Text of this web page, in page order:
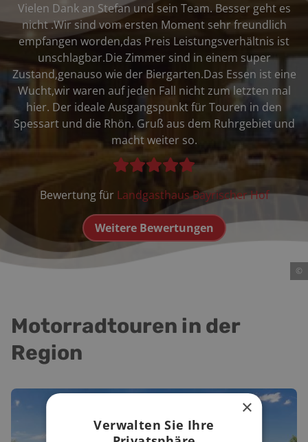
©
Vielen Dank an Stefan und sein Team. Besser geht es
nicht .Wir sind vom ersten Moment sehr freundlich
empfangen worden,das Preis Leistungsverhältnis ist
unschlagbar.Die Zimmer sind in einem super
Zustand,genauso wie der Biergarten.Das Essen ist eine
Wucht,wir waren auf jeden Fall nicht zum letzten mal
hier. Der ideale Ausgangspunkt für Touren in den
Spessart und die Rhön. Gruß aus dem Ruhrgebiet und
macht weiter so.
Bewertung für Landgasthaus Bayrischer Hof
Weitere Bewertungen
Motorradtouren in der
Region
×
Verwalten Sie Ihre